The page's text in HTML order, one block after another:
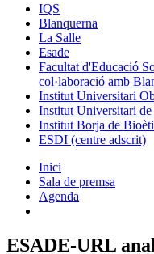
IQS
Blanquerna
La Salle
Esade
Facultat d'Educació
col·laboració amb
Institut Universitari
Institut Universitari
Institut Borja de
ESDI (centre adscrit)
Inici
Sala de premsa
Agenda
ESADE-URL